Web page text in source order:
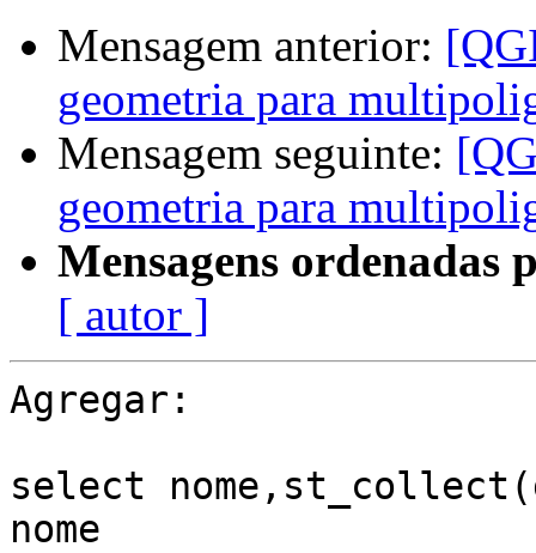
Mensagem anterior:
geometria para
Mensagem seguinte:
geometria para
Mensagens ordenadas
[ autor ]
Agregar:
select
nome